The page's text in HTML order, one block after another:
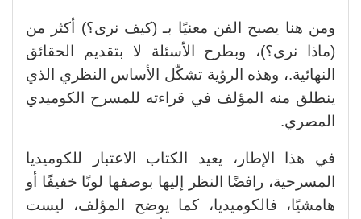
ومن هنا يصبح الفن معنيًا بـ (كيف نرى؟) أكثر من
(ماذا نرى؟)، وبطرح الأسئلة لا بتقديم الحقائق
النهائية.، وهذه الرؤية تشكّل الأساس النظري الذي
ينطلق منه المؤلف في قراءته للمسرح الكوميدي
المصري.
في هذا الإطار، يعيد الكتاب الاعتبار للكوميديا
المسرحية، رافضًا النظر إليها بوصفها لونًا خفيفًا أو
هامشيًا، فالكوميديا، كما يوضح المؤلف، ليست